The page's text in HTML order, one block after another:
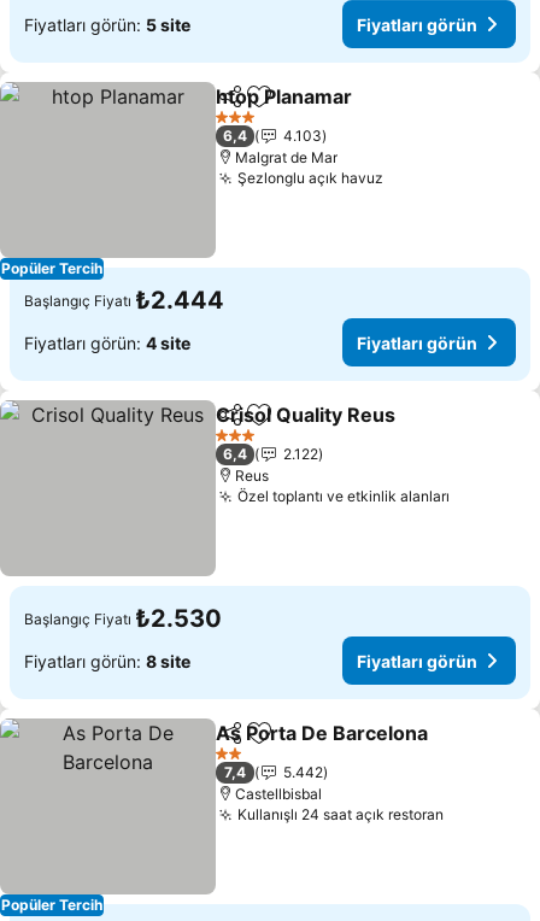
Fiyatları görün: 5 site Fiyatları görün
Popüler Tercih
PaylaşFavorilerime ekle
htop Planamar
3 Yıldız
6,4
4.103
Malgrat de Mar
Şezlonglu açık havuz
Başlangıç Fiyatı ₺2.444
Fiyatları görün: 4 site Fiyatları görün
PaylaşFavorilerime ekle
Crisol Quality Reus
3 Yıldız
6,4
2.122
Reus
Özel toplantı ve etkinlik alanları
Başlangıç Fiyatı ₺2.530
Fiyatları görün: 8 site Fiyatları görün
Popüler Tercih
PaylaşFavorilerime ekle
As Porta De Barcelona
2 Yıldız
7,4
5.442
Castellbisbal
Kullanışlı 24 saat açık restoran